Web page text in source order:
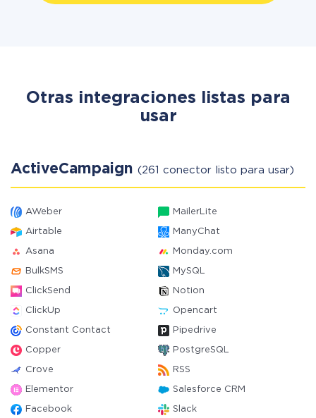
Otras integraciones listas para
usar
ActiveCampaign (261 conector listo para usar)
AWeber MailerLite
Airtable ManyChat
Asana Monday.com
BulkSMS MySQL
ClickSend Notion
ClickUp Opencart
Constant Contact Pipedrive
Copper PostgreSQL
Crove RSS
Elementor Salesforce CRM
Facebook Slack